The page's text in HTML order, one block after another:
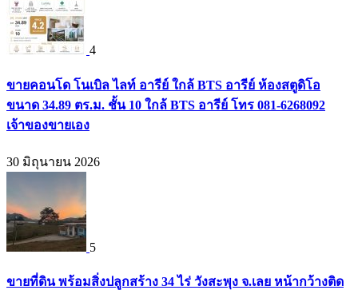
4
ขายคอนโด โนเบิล ไลท์ อารีย์ ใกล้ BTS อารีย์ ห้องสตูดิโอ
ขนาด 34.89 ตร.ม. ชั้น 10 ใกล้ BTS อารีย์ โทร 081-6268092
เจ้าของขายเอง
30 มิถุนายน 2026
5
ขายที่ดิน พร้อมสิ่งปลูกสร้าง 34 ไร่ วังสะพุง จ.เลย หน้ากว้างติด